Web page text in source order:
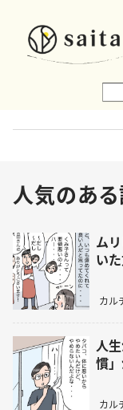
人気のあ
ム
い
カル
人
慣
カル